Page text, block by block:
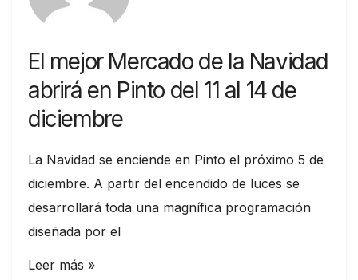
El mejor Mercado de la Navidad
abrirá en Pinto del 11 al 14 de
diciembre
La Navidad se enciende en Pinto el próximo 5 de
diciembre. A partir del encendido de luces se
desarrollará toda una magnífica programación
diseñada por el
Leer más »